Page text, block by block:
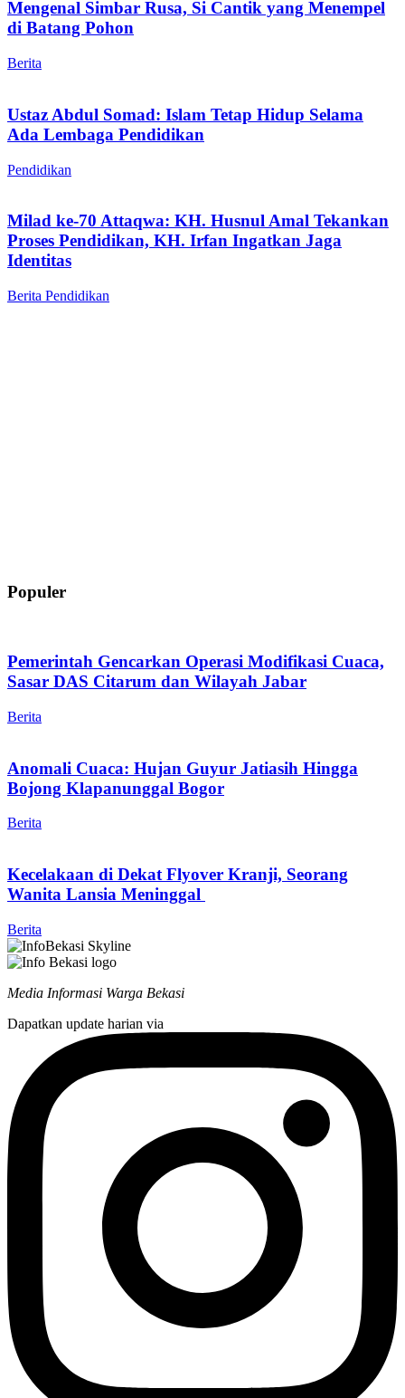
Mengenal Simbar Rusa, Si Cantik yang Menempel
di Batang Pohon
Berita
Ustaz Abdul Somad: Islam Tetap Hidup Selama
Ada Lembaga Pendidikan
Pendidikan
Milad ke-70 Attaqwa: KH. Husnul Amal Tekankan
Proses Pendidikan, KH. Irfan Ingatkan Jaga
Identitas
Berita Pendidikan
Populer
Pemerintah Gencarkan Operasi Modifikasi Cuaca,
Sasar DAS Citarum dan Wilayah Jabar
Berita
Anomali Cuaca: Hujan Guyur Jatiasih Hingga
Bojong Klapanunggal Bogor
Berita
Kecelakaan di Dekat Flyover Kranji, Seorang
Wanita Lansia Meninggal
Berita
Media Informasi Warga Bekasi
Dapatkan update harian via